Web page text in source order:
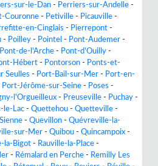
sur-le-Dan - Perriers-sur-Andelle -
Couronne - Petiville - Picauville -
en-Cinglais - Pierrepont -
- Poilley - Pointel - Pont-Audemer -
Pont-de-l'Arche - Pont-d'Ouilly -
Hébert - Pontorson - Ponts-et-
Seulles - Port-Bail-sur-Mer - Port-en-
Port-Jérôme-sur-Seine - Poses -
l'Orgueilleux - Preuseville - Puchay -
le-Lac - Quettehou - Quetteville -
- Quevillon - Quévreville-la-
sur-Mer - Quibou - Quincampoix -
la-Bigot - Rauville-la-Place -
- Rémalard en Perche - Remilly Les